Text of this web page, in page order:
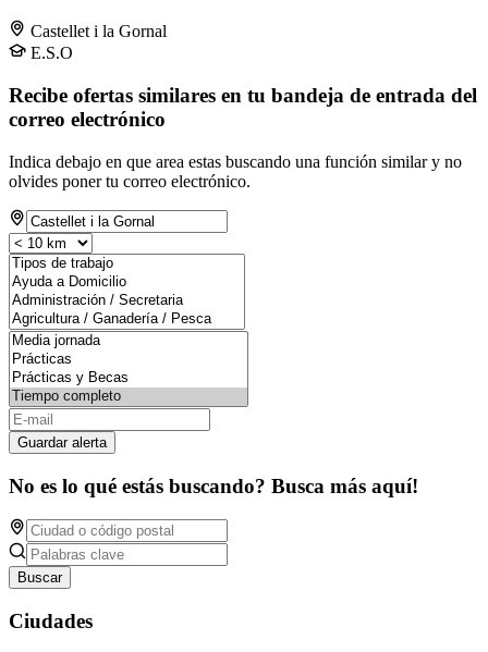
Castellet i la Gornal
E.S.O
Recibe ofertas similares en tu bandeja de entrada del
correo electrónico
Indica debajo en que area estas buscando una función similar y no
olvides poner tu correo electrónico.
Guardar alerta
No es lo qué estás buscando? Busca más aquí!
Buscar
Ciudades